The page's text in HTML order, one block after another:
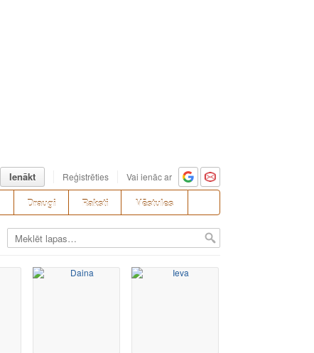
Ienākt Reģistrēties Vai ienāc ar
Draugi Raksti Vēstules